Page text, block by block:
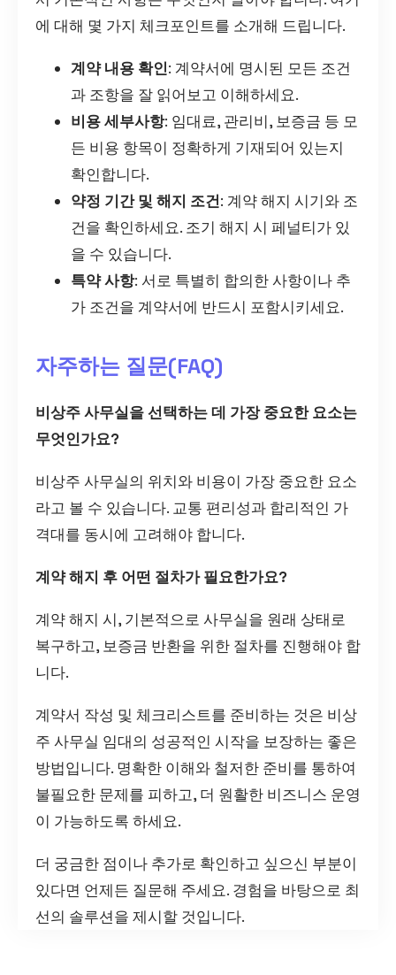
에 대해 몇 가지 체크포인트를 소개해 드립니다.
계약 내용 확인: 계약서에 명시된 모든 조건
과 조항을 잘 읽어보고 이해하세요.
비용 세부사항: 임대료, 관리비, 보증금 등 모
든 비용 항목이 정확하게 기재되어 있는지
확인합니다.
약정 기간 및 해지 조건: 계약 해지 시기와 조
건을 확인하세요. 조기 해지 시 페널티가 있
을 수 있습니다.
특약 사항: 서로 특별히 합의한 사항이나 추
가 조건을 계약서에 반드시 포함시키세요.
자주하는 질문(FAQ)
비상주 사무실을 선택하는 데 가장 중요한 요소는
무엇인가요?
비상주 사무실의 위치와 비용이 가장 중요한 요소
라고 볼 수 있습니다. 교통 편리성과 합리적인 가
격대를 동시에 고려해야 합니다.
계약 해지 후 어떤 절차가 필요한가요?
계약 해지 시, 기본적으로 사무실을 원래 상태로
복구하고, 보증금 반환을 위한 절차를 진행해야 합
니다.
계약서 작성 및 체크리스트를 준비하는 것은 비상
주 사무실 임대의 성공적인 시작을 보장하는 좋은
방법입니다. 명확한 이해와 철저한 준비를 통하여
불필요한 문제를 피하고, 더 원활한 비즈니스 운영
이 가능하도록 하세요.
더 궁금한 점이나 추가로 확인하고 싶으신 부분이
있다면 언제든 질문해 주세요. 경험을 바탕으로 최
선의 솔루션을 제시할 것입니다.